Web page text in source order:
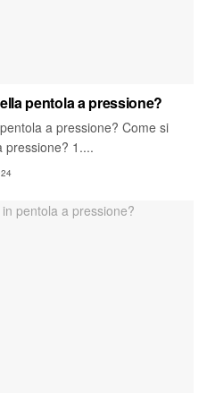
pentola a pressione?
a pressione? Come si
pressione? 1....